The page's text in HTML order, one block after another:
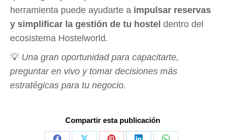
herramienta puede ayudarte a impulsar reservas
y simplificar la gestión de tu hostel dentro del
ecosistema Hostelworld.
💡 Una gran oportunidad para capacitarte,
preguntar en vivo y tomar decisiones más
estratégicas para tu negocio.
Compartir esta publicación